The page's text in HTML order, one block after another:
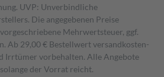
UVP: Unverbindliche
Die angegebenen Preise
Mehrwertsteuer, ggf.
Ab 29,00 € Bestell­wert versand­kosten­
Irrtümer vorbehalten. Alle Angebote
der Vorrat reicht.